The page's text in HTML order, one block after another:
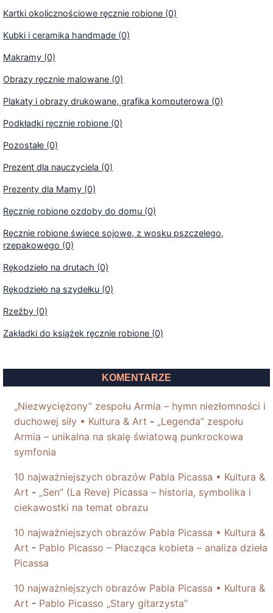
Kartki okolicznościowe ręcznie robione (0)
Kubki i ceramika handmade (0)
Makramy (0)
Obrazy ręcznie malowane (0)
Plakaty i obrazy drukowane, grafika komputerowa (0)
Podkładki ręcznie robione (0)
Pozostałe (0)
Prezent dla nauczyciela (0)
Prezenty dla Mamy (0)
Ręcznie robione ozdoby do domu (0)
Ręcznie robione świece sojowe, z wosku pszczelego,
rzepakowego (0)
Rękodzieło na drutach (0)
Rękodzieło na szydełku (0)
Rzeźby (0)
Zakładki do książek ręcznie robione (0)
KOMENTARZE
„Niezwyciężony” zespołu Armia – hymn niezłomności i
duchowej siły • Kultura & Art - „Legenda” zespołu
Armia – unikalna na skalę światową punkrockowa
symfonia
10 najważniejszych obrazów Pabla Picassa • Kultura &
Art - „Sen” (La Reve) Picassa – historia, symbolika i
ciekawostki na temat obrazu
10 najważniejszych obrazów Pabla Picassa • Kultura &
Art - Pablo Picasso – Płacząca kobieta – analiza dzieła
Picassa
10 najważniejszych obrazów Pabla Picassa • Kultura &
Art - Pablo Picasso „Stary gitarzysta”